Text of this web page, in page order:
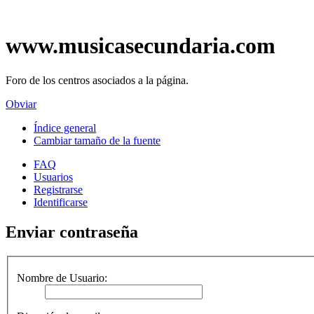
www.musicasecundaria.com
Foro de los centros asociados a la página.
Obviar
Índice general
Cambiar tamaño de la fuente
FAQ
Usuarios
Registrarse
Identificarse
Enviar contraseña
Nombre de Usuario: